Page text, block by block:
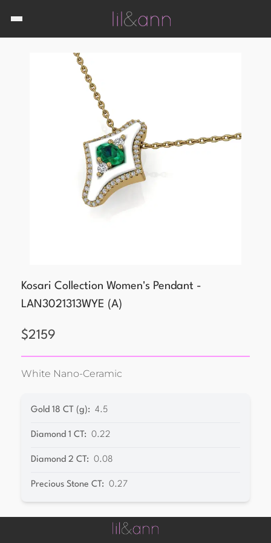
Kosari Collection Women's Pendant -
LAN3021313WYE (A)
$2159
White Nano-Ceramic
Gold 18 CT (g): 4.5
Diamond 1 CT : 0.22
Diamond 2 CT : 0.08
Precious Stone CT : 0.27